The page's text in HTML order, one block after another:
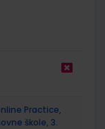
Practice,
škole, 3.